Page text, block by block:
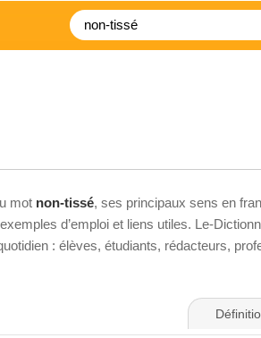
mot non-tissé, ses principaux sens en
d’emploi et liens utiles. Le-
: élèves, étudiants, rédacteurs,